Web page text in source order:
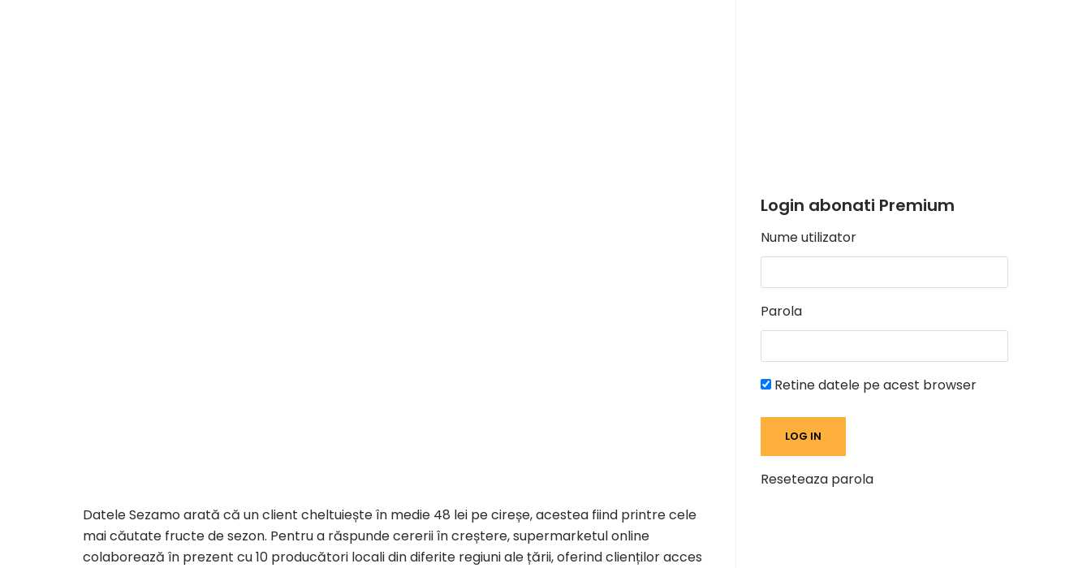
Datele Sezamo arată că un client cheltuiește în medie 48 lei pe cireșe, acestea fiind printre cele
mai căutate fructe de sezon. Pentru a răspunde cererii în creștere, supermarketul online
colaborează în prezent cu 10 producători locali din diferite regiuni ale țării, oferind clienților acces
Login abonati Premium
Nume utilizator
Parola
Retine datele pe acest browser
Reseteaza parola